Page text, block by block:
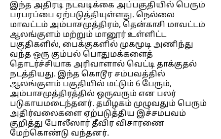
இந்த அதிரடி நடவடிக்கை அப்பகுதியில் பெரும்
பரபரப்பை ஏற்படுத்தியுள்ளது. நெல்லை
மாவட்டம் அம்பாசமுத்திரம், தென்காசி மாவட்டம்
ஆலங்குளம் மற்றும் மானூர் உள்ளிட்ட
பகுதிகளில், பைக்குகளில் முகமூடி அணிந்து
வந்த ஒரு கும்பல் பொதுமக்களைத்
தொடர்ச்சியாக அரிவாளால் வெட்டி தாக்குதல்
நடத்தியது. இந்த கொடூர சம்பவத்தில்
ஆலங்குளம் பகுதியில் மட்டும் 6 பேரும்,
அம்பாசமுத்திரத்தில் ஒருவரும் என பலர்
படுகாயமடைந்தனர். தமிழகம் முழுவதும் பெரும்
அதிர்வலைகளை ஏற்படுத்திய இச்சம்பவம்
குறித்து போலீஸார் தீவிர விசாரணை
மேற்கொண்டு வந்தனர்.